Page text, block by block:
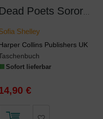
Dead Poets Sorority
Shelley
Collins Publishers UK
Sofort lieferbar
€